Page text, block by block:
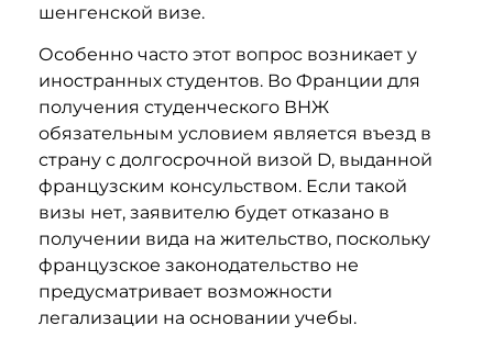
шенгенской визе.
Особенно часто этот вопрос возникает у
иностранных студентов. Во Франции для
получения студенческого ВНЖ
обязательным условием является въезд в
страну с долгосрочной визой D, выданной
французским консульством. Если такой
визы нет, заявителю будет отказано в
получении вида на жительство, поскольку
французское законодательство не
предусматривает возможности
легализации на основании учебы.